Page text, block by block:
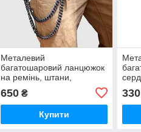
Металевий
багатошаровий ланцюжок
на ремінь, штани,
спідницю DANCER 03932
650₴
Купити
330